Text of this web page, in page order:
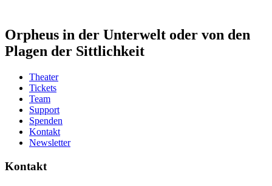
Orpheus in der Unterwelt oder von den
Plagen der Sittlichkeit
Theater
Tickets
Team
Support
Spenden
Kontakt
Newsletter
Kontakt